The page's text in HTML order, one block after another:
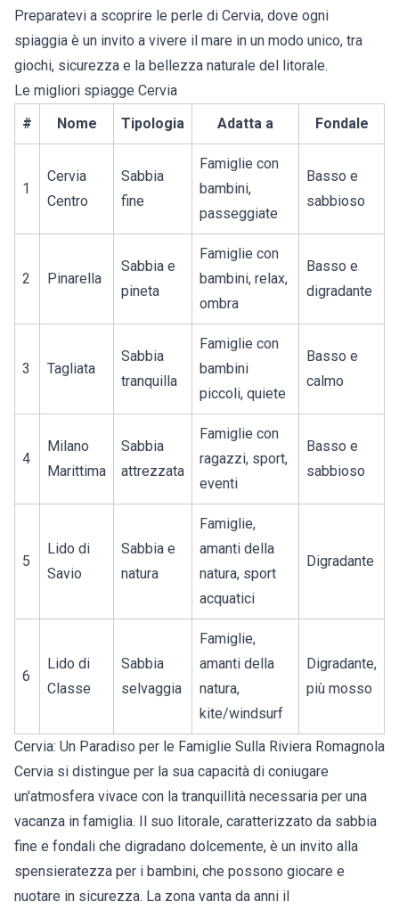
Preparatevi a scoprire le perle di Cervia, dove ogni
spiaggia è un invito a vivere il mare in un modo unico, tra
giochi, sicurezza e la bellezza naturale del litorale.
Le migliori spiagge Cervia
#
Nome Tipologia Adatta a Fondale
1
Cervia
Centro
Sabbia
fine
Famiglie con
bambini,
passeggiate
Basso e
sabbioso
2 Pinarella
Sabbia e
pineta
Famiglie con
bambini, relax,
ombra
Basso e
digradante
3 Tagliata
Sabbia
tranquilla
Famiglie con
bambini
piccoli, quiete
Basso e
calmo
4
Milano
Marittima
Sabbia
attrezzata
Famiglie con
ragazzi, sport,
eventi
Basso e
sabbioso
5
Lido di
Savio
Sabbia e
natura
Famiglie,
amanti della
natura, sport
acquatici
Digradante
6
Lido di
Classe
Sabbia
selvaggia
Famiglie,
amanti della
natura,
kite/windsurf
Digradante,
più mosso
Cervia: Un Paradiso per le Famiglie Sulla Riviera Romagnola
Cervia si distingue per la sua capacità di coniugare
un'atmosfera vivace con la tranquillità necessaria per una
vacanza in famiglia. Il suo litorale, caratterizzato da sabbia
fine e fondali che digradano dolcemente, è un invito alla
spensieratezza per i bambini, che possono giocare e
nuotare in sicurezza. La zona vanta da anni il